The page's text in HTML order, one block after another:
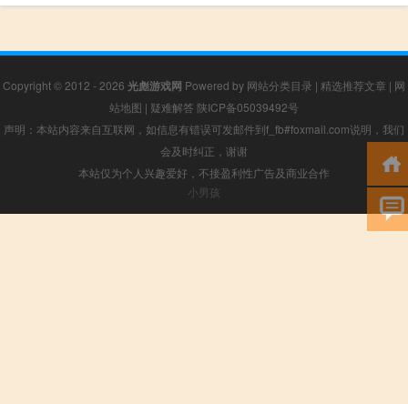
Copyright © 2012 - 2026 光彪游戏网 Powered by 网站分类目录 | 精选推荐文章 | 网
站地图 | 疑难解答 陕ICP备05039492号
声明：本站内容来自互联网，如信息有错误可发邮件到f_fb#foxmail.com说明，我们
会及时纠正，谢谢
本站仅为个人兴趣爱好，不接盈利性广告及商业合作
小男孩